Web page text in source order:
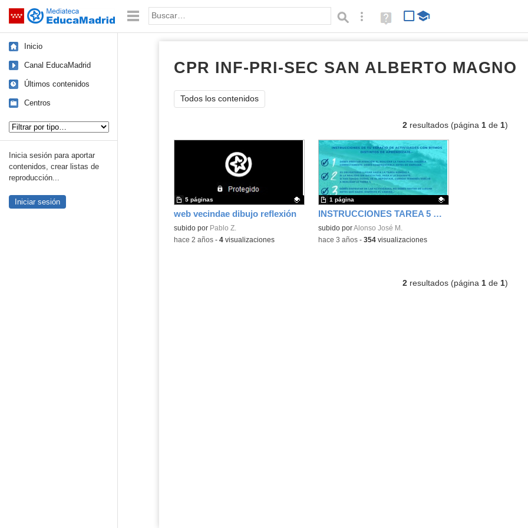
Saltar navegación Palabra o frase: Búsqueda avanzada
Ayuda
(en
Inicio
Canal EducaMadrid
Últimos contenidos
Centros
Inicia sesión para aportar
contenidos, crear listas de
reproducción...
Iniciar sesión
CPR INF-PRI-SEC SAN ALBERTO MAGNO
Todos los contenidos
2resultados (página 1de 1)
web vecindae dibujo reflexión
Contenido educativo.
subido por Pablo Z.
5 páginas
-hace 2 años- 4visualizaciones
INSTRUCCIONES TAREA 5 CANVA
Contenido educativo.
subido porAlonso José M.
1 página
-hace 3 años- 354visualizaciones
2resultados (página 1de 1)